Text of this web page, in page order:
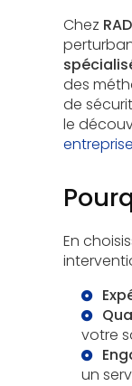
Chez
des
de
le
En
votre
un